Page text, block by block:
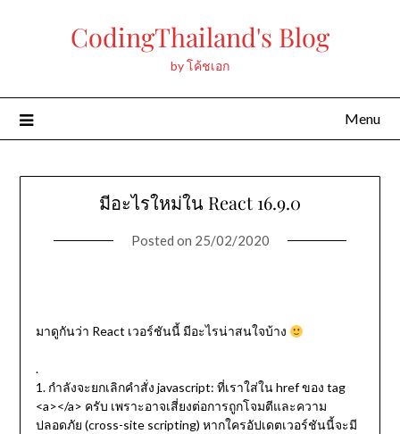
CodingThailand's Blog
by โค้ชเอก
Menu
มีอะไรใหม่ใน React 16.9.0
Posted on 25/02/2020
มาดูกันว่า React เวอร์ชันนี้ มีอะไรน่าสนใจบ้าง
.
1. กำลังจะยกเลิกคำสั่ง javascript: ที่เราใส่ใน href ของ tag
<a></a> ครับ เพราะอาจเสี่ยงต่อการถูกโจมตีและความ
ปลอดภัย (cross-site scripting) หากใครอัปเดตเวอร์ชันนี้จะมี